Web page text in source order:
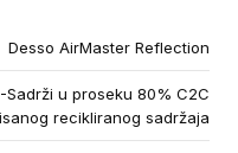
Desso AirMaster Reflection
-Sadrži u proseku 80% C2C
recikliranog sadržaja